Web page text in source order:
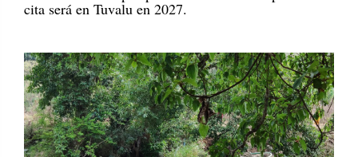
cita será en Tuvalu en 2027.